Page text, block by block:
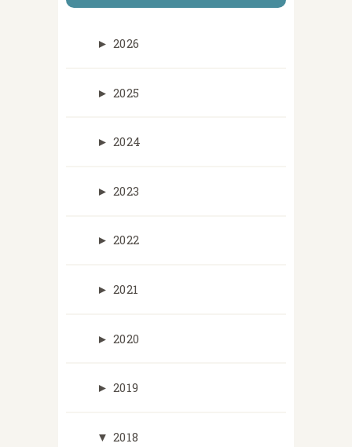
► 2026
► 2025
► 2024
► 2023
► 2022
► 2021
► 2020
► 2019
▼ 2018